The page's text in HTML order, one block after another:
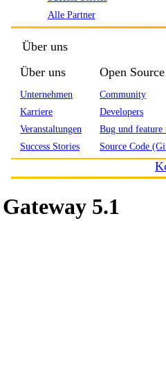
Alle Partner
Über uns
Über uns
Unternehmen
Karriere
Veranstaltungen
Success Stories
Open Source
Community
Developers
Bug und feature
Source Code
5.1